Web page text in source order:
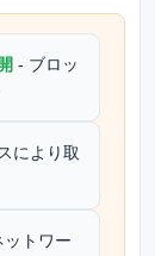
- ブロッ
により取
ットワー